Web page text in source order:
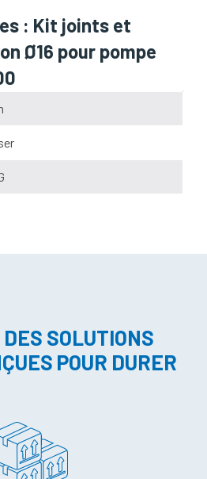
: Kit joints et
Ø16 pour pompe
SOLUTIONS
POUR DURER